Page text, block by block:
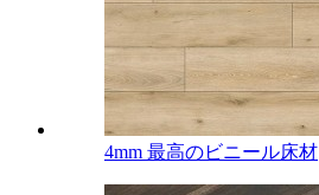
4mm 最高のビニール床材